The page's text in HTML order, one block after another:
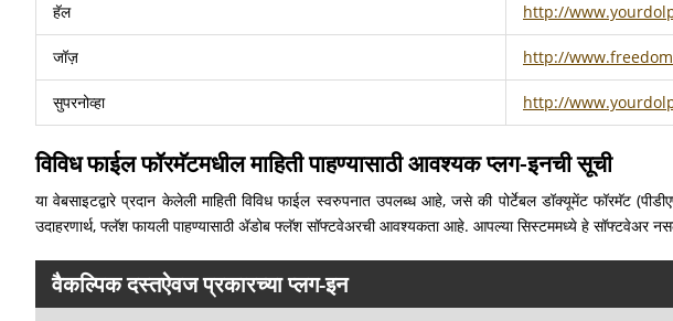
हॅल http://
जॉज़ http://
सुपरनोव्हा http://
विविध फाईल फॉरमॅटमधील माहिती पाहण्यासाठी आवश्यक प्लग-इनची सूची
या वेबसाइटद्वारे प्रदान केलेली माहिती विविध फाईल स्वरुपनात उपलब्ध आहे, जसे की पोर्टेबल डॉक्यूमेंट फॉरमॅट
उदाहरणार्थ, फ्लॅश फायली पाहण्यासाठी अ‍ॅडोब फ्लॅश सॉफ्टवेअरची आवश्यकता आहे. आपल्या सिस्टममध्ये हे सॉफ्टवेअर
वैकल्पिक दस्तऐवज प्रकारच्या प्लग-इन